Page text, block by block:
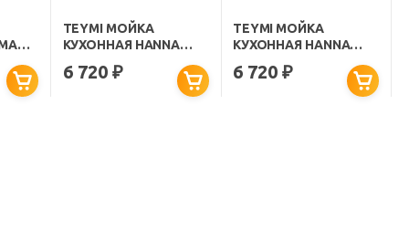
TEYMI МОЙКА
КУХОННАЯ HANNA
БЕЖЕВАЯ МАТОВАЯ
6 720 ₽
TEYMI МОЙКА
КУХОННАЯ HANNA
ЧЕРНАЯ МАТОВАЯ
6 720 ₽